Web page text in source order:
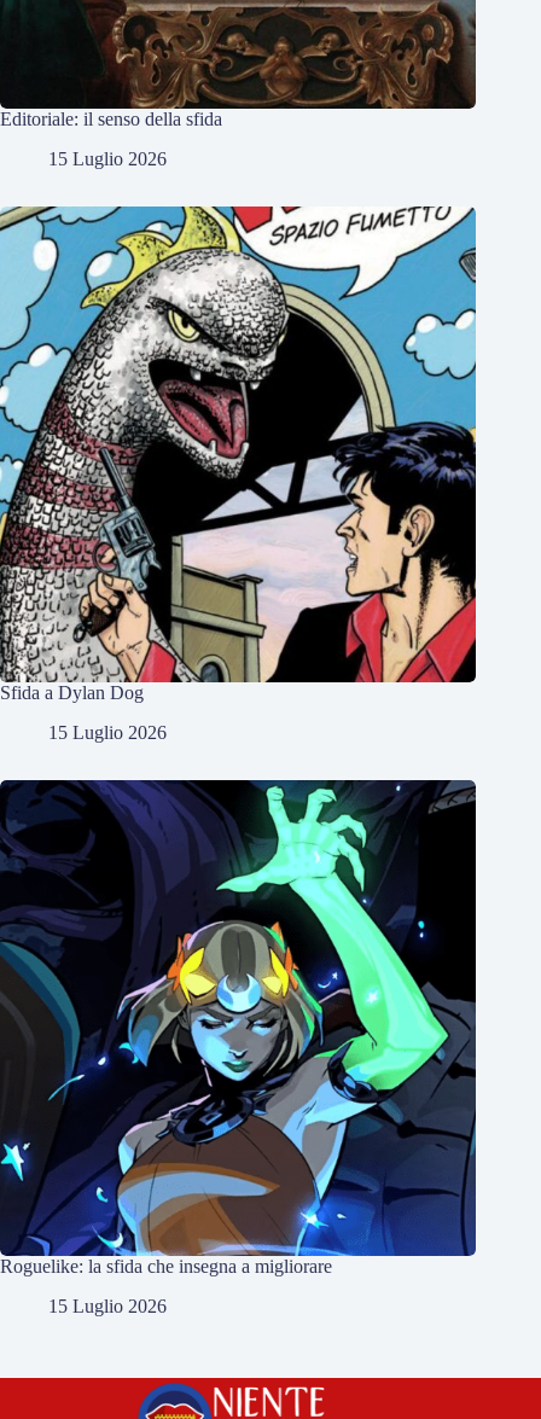
Editoriale: il senso della sfida
15 Luglio 2026
Sfida a Dylan Dog
15 Luglio 2026
Roguelike: la sfida che insegna a migliorare
15 Luglio 2026